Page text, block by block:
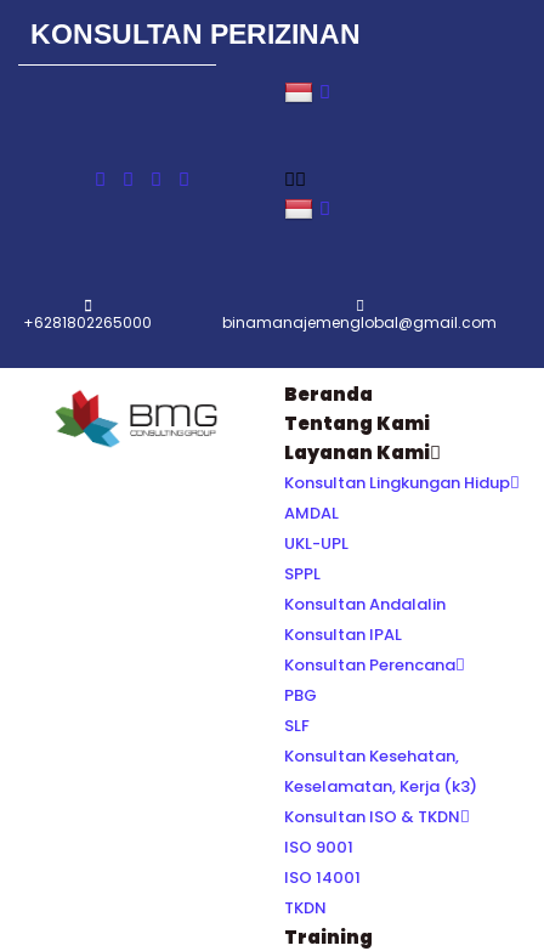
Lompat
KONSULTAN PERIZINAN
+6281802265000 binamanajemenglobal@gmail.com
Beranda
Tentang Kami
Layanan Kami
Konsultan Lingkungan Hidup
AMDAL
UKL-UPL
SPPL
Konsultan Andalalin
Konsultan IPAL
Konsultan Perencana
PBG
SLF
Konsultan Kesehatan,
Keselamatan, Kerja (k3)
Konsultan ISO & TKDN
ISO 9001
ISO 14001
TKDN
Training